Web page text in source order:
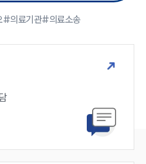
#의료기관#의료소송